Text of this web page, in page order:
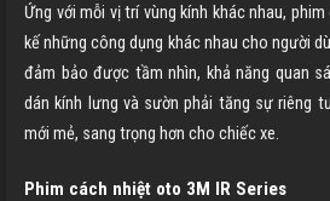
Ứng với mỗi vị trí vùng kính khác nhau,
kế những công dụng khác nhau cho người
đảm bảo được tầm nhìn, khả năng quan
dán kính lưng và sườn phải tăng sự riêng
mới mẻ, sang trọng hơn cho chiếc xe.
Phim cách nhiệt oto 3M IR Series